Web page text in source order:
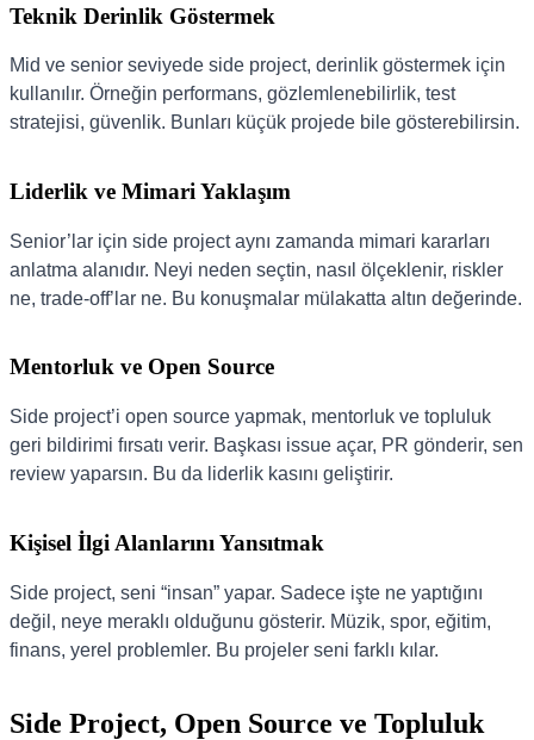
Teknik Derinlik Göstermek
Mid ve senior seviyede side project, derinlik göstermek için
kullanılır. Örneğin performans, gözlemlenebilirlik, test
stratejisi, güvenlik. Bunları küçük projede bile gösterebilirsin.
Liderlik ve Mimari Yaklaşım
Senior’lar için side project aynı zamanda mimari kararları
anlatma alanıdır. Neyi neden seçtin, nasıl ölçeklenir, riskler
ne, trade-off’lar ne. Bu konuşmalar mülakatta altın değerinde.
Mentorluk ve Open Source
Side project’i open source yapmak, mentorluk ve topluluk
geri bildirimi fırsatı verir. Başkası issue açar, PR gönderir, sen
review yaparsın. Bu da liderlik kasını geliştirir.
Kişisel İlgi Alanlarını Yansıtmak
Side project, seni “insan” yapar. Sadece işte ne yaptığını
değil, neye meraklı olduğunu gösterir. Müzik, spor, eğitim,
finans, yerel problemler. Bu projeler seni farklı kılar.
Side Project, Open Source ve Topluluk